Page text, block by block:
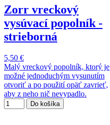
Zorr vreckový
vysúvací popolník -
strieborná
5,50 €
Malý vreckový popolník, ktorý je
možné jednoduchým vysunutím
otvoriť a po použití opäť zavrieť,
aby z neho nič nevypadlo.
Do košíka